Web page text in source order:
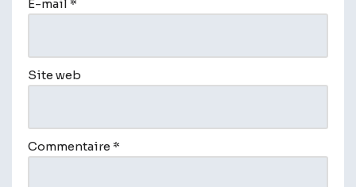
E-mail *
Site web
Commentaire *
v